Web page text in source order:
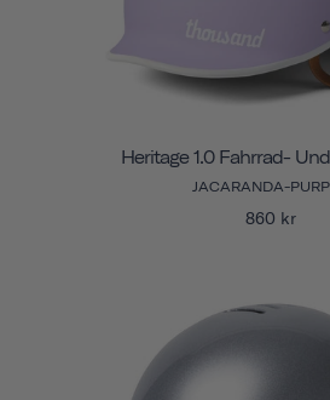
Heritage 1.0 Fahrrad-
JACARANDA-
860 kr